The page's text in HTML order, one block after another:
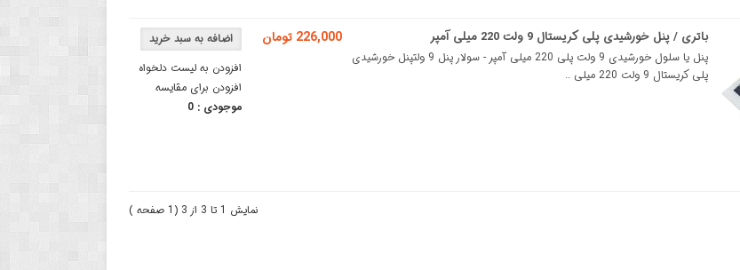
افزودن به لیست دلخواه
افزودن برای مقایسه
موجودی :0
226,000 تومان باتری / پنل خورشیدی پلی کریستال 9 ولت 220 میلی آمپر
پنل یا سلول خورشیدی 9 ولت پلی 220 میلی آمپر - سولار پنل 9 ولتپنل خورشیدی
پلی کریستال 9 ولت 220 میلی ..
نمایش 1 تا 3 از 3 (1 صفحه )